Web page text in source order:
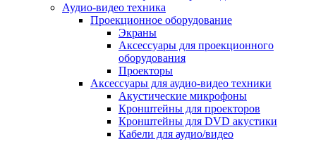
Аудио-видео техника
Проекционное оборудование
Экраны
Аксессуары для проекционного
оборудования
Проекторы
Аксессуары для аудио-видео техники
Акустические микрофоны
Кронштейны для проекторов
Кронштейны для DVD акустики
Кабели для аудио/видео